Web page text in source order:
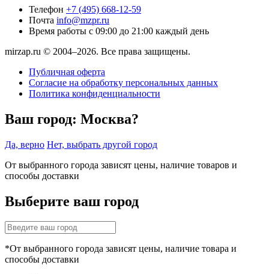
Телефон +7 (495) 668-12-59
Почта info@mzpr.ru
Время работы с 09:00 до 21:00 каждый день
mirzap.ru © 2004–2026. Все права защищены.
Публичная оферта
Согласие на обработку персональных данных
Политика конфиденциальности
Ваш город: Москва?
Да, верно Нет, выбрать другой город
От выбранного города зависят цены, наличие товаров и
способы доставки
Выберите ваш город
*От выбранного города зависят цены, наличие товара и
способы доставки